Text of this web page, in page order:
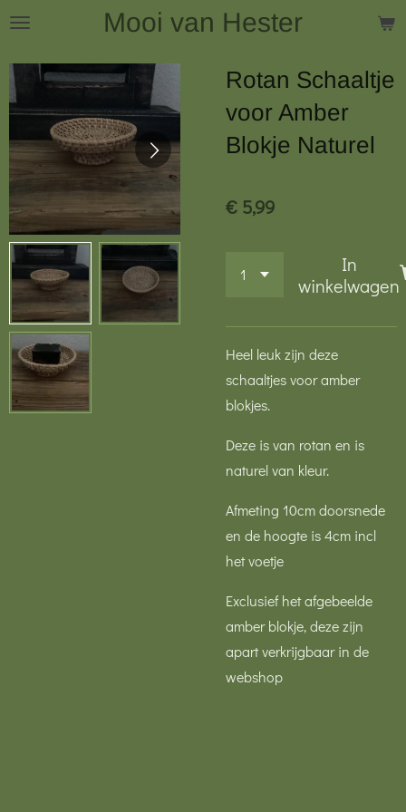
Ga
naar
hoofdinhoud
Mooi van Hester
Rotan Schaaltje
voor Amber
Blokje Naturel
€ 5,99
In
winkelwagen
Heel leuk zijn deze
schaaltjes voor amber
blokjes.
Deze is van rotan en is
naturel van kleur.
Afmeting 10cm doorsnede
en de hoogte is 4cm incl
het voetje
Exclusief het afgebeelde
amber blokje, deze zijn
apart verkrijgbaar in de
webshop